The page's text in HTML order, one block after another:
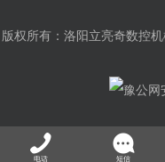
版权所有：洛阳立亮奇数控
豫公网
电话 短信